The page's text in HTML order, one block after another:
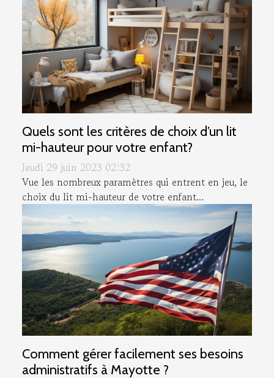
Quels sont les critères de choix d’un lit
mi-hauteur pour votre enfant?
Jeudi 29 juin 2023 02:32
Vue les nombreux paramètres qui entrent en jeu, le
choix du lit mi-hauteur de votre enfant...
Comment gérer facilement ses besoins
administratifs à Mayotte ?